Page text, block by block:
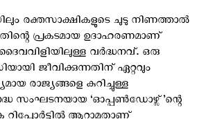
രക്തസാക്ഷികളുടെ ചുടു നിണത്താല്‍
പ്രകടമായ ഉദാഹരണമാണ്
വര്‍ദ്ധനവ്. ഒരു
ജീവിക്കുന്നതിന് ഏറ്റവും
രാജ്യങ്ങളെ കുറിച്ചുള്ള
സംഘടനയായ ‘ഓപ്പണ്‍ഡോഴ്സ്’ന്റെ